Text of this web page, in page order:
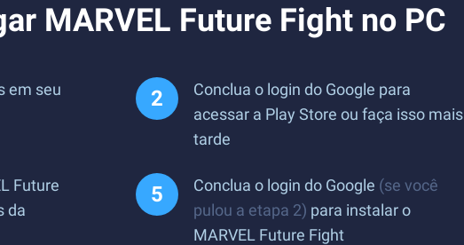
MARVEL Future Fight no PC
em seu
Conclua o login do Google para
acessar a Play Store ou faça isso mais
tarde
Future
da
Conclua o login do Google (se você
pulou a etapa 2) para instalar o
MARVEL Future Fight